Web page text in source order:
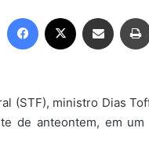
Facebook Compartilhar via e-mail
(STF), ministro Dias
de anteontem, em